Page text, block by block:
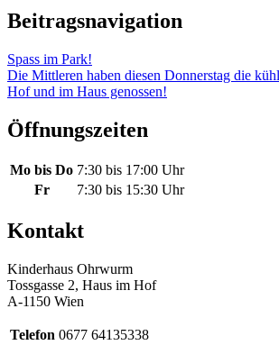
Beitragsnavigation
Spass im Park!
Die Mittleren haben diesen Donnerstag die
Hof und im Haus genossen!
Öffnungszeiten
Mo bis Do 7:30 bis 17:00 Uhr
Fr
7:30 bis 15:30 Uhr
Kontakt
Kinderhaus Ohrwurm
Tossgasse 2, Haus im Hof
A-1150 Wien
Telefon 0677 64135338